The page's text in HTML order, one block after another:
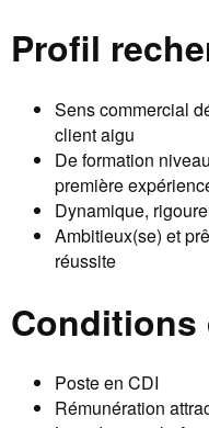
Profil
Sens commercial
client aigu
De formation
première
Dynamique,
Ambitieux(se) et
réussite
Conditions
Poste en CDI
Rémunération